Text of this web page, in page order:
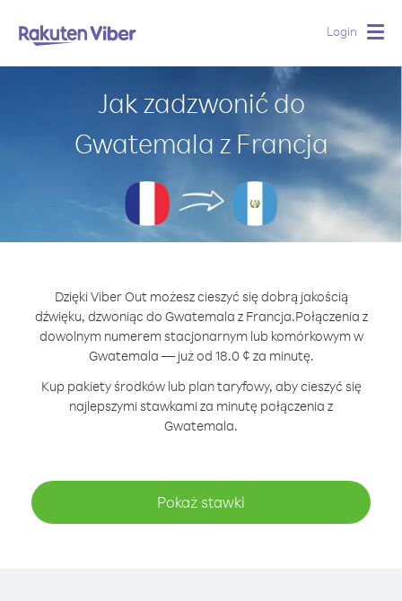
Login
Jak zadzwonić do
Gwatemala z Francja
Dzięki Viber Out możesz cieszyć się dobrą jakością
dźwięku, dzwoniąc do Gwatemala z Francja.Połączenia z
dowolnym numerem stacjonarnym lub komórkowym w
Gwatemala — już od 18.0 ¢ za minutę.
Kup pakiety środków lub plan taryfowy, aby cieszyć się
najlepszymi stawkami za minutę połączenia z
Gwatemala.
Pokaż stawki